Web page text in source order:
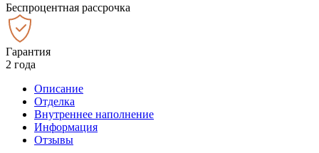
Беспроцентная рассрочка
Гарантия
2 года
Описание
Отделка
Внутреннее наполнение
Информация
Отзывы